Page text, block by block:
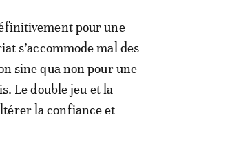
pour une
s’accommode mal des
sine qua non pour une
Le double jeu et la
la confiance et